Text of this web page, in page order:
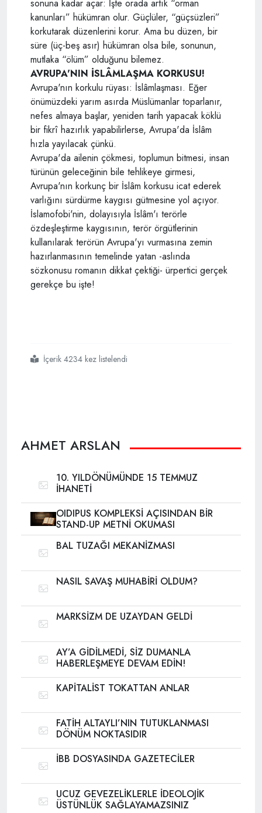
sonuna kadar açar: İşte orada artık “orman
kanunları” hükümran olur. Güçlüler, “güçsüzleri”
korkutarak düzenlerini korur. Ama bu düzen, bir
süre (üç-beş asır) hükümran olsa bile, sonunun,
mutlaka “ölüm” olduğunu bilemez.
AVRUPA'NIN İSLÂMLAŞMA KORKUSU!
Avrupa'nın korkulu rüyası: İslâmlaşması. Eğer
önümüzdeki yarım asırda Müslümanlar toparlanır,
nefes almaya başlar, yeniden tarih yapacak köklü
bir fikrî hazırlık yapabilirlerse, Avrupa'da İslâm
hızla yayılacak çünkü.
Avrupa'da ailenin çökmesi, toplumun bitmesi, insan
türünün geleceğinin bile tehlikeye girmesi,
Avrupa'nın korkunç bir İslâm korkusu icat ederek
varlığını sürdürme kaygısı gütmesine yol açıyor.
İslamofobi'nin, dolayısıyla İslâm'ı terörle
özdeşleştirme kaygısının, terör örgütlerinin
kullanılarak terörün Avrupa'yı vurmasına zemin
hazırlanmasının temelinde yatan -aslında
sözkonusu romanın dikkat çektiği- ürpertici gerçek
gerekçe bu işte!
#21
#yüzyıl
#fransız
#devrimi
#islâmİçerik 4234 kez listelendi
AHMET ARSLAN
10. YILDÖNÜMÜNDE 15 TEMMUZ
İHANETİ
OIDIPUS KOMPLEKSİ AÇISINDAN BİR
STAND-UP METNİ OKUMASI
BAL TUZAĞI MEKANİZMASI
NASIL SAVAŞ MUHABİRİ OLDUM?
MARKSİZM DE UZAYDAN GELDİ
AY’A GİDİLMEDİ, SİZ DUMANLA
HABERLEŞMEYE DEVAM EDİN!
KAPİTALİST TOKATTAN ANLAR
FATİH ALTAYLI’NIN TUTUKLANMASI
DÖNÜM NOKTASIDIR
İBB DOSYASINDA GAZETECİLER
UCUZ GEVEZELİKLERLE İDEOLOJİK
ÜSTÜNLÜK SAĞLAYAMAZSINIZ